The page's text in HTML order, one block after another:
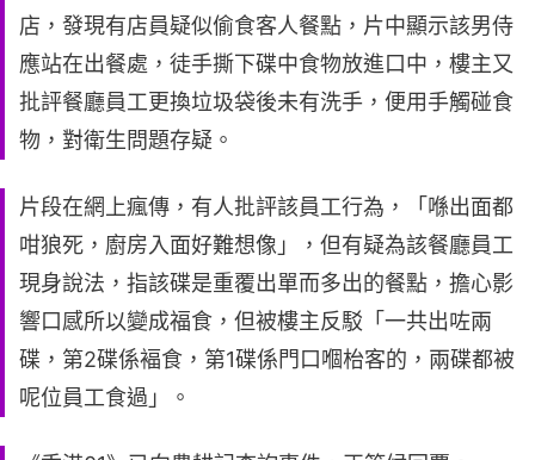
店，發現有店員疑似偷食客人餐點，片中顯示該男侍
應站在出餐處，徒手撕下碟中食物放進口中，樓主又
批評餐廳員工更換垃圾袋後未有洗手，便用手觸碰食
物，對衛生問題存疑。
片段在網上瘋傳，有人批評該員工行為，「喺出面都
咁狼死，廚房入面好難想像」，但有疑為該餐廳員工
現身說法，指該碟是重覆出單而多出的餐點，擔心影
響口感所以變成福食，但被樓主反駁「一共出咗兩
碟，第2碟係褔食，第1碟係門口嗰枱客的，兩碟都被
呢位員工食過」。